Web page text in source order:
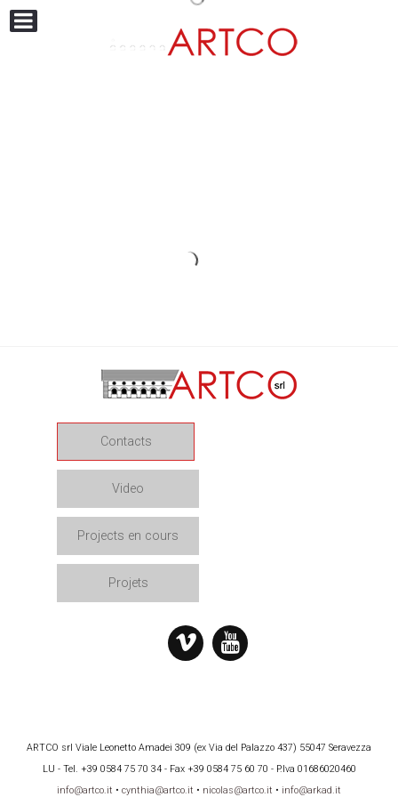
Contacts
Video
Projects en cours
Projets
ARTCO srl Viale Leonetto Amadei 309 (ex Via del Palazzo 437) 55047 Seravezza
LU - Tel. +39 0584 75 70 34 - Fax +39 0584 75 60 70 - P.Iva 01686020460
info@artco.it • cynthia@artco.it • nicolas@artco.it • info@arkad.it